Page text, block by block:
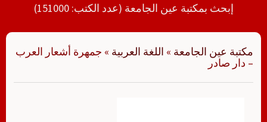
إبحث بمكتبة عين الجامعة (عدد الكتب: 151000)
مكتبة عين الجامعة » اللغة العربية » جمهرة أشعار العرب
– دار صادر